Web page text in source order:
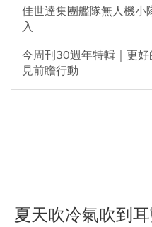
佳世達集團艦隊無人機小
入
今周刊30週年特輯｜更
見前瞻行動
夏天吹冷氣吹到